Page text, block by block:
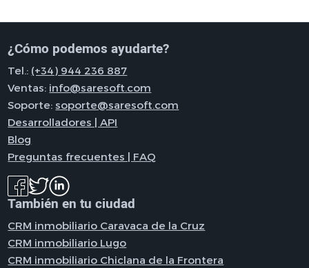
¿Cómo podemos ayudarte?
Tel.: (+34) 944 236 887
Ventas: info@saresoft.com
Soporte:soporte@saresoft.com
Desarrolladores | API
Blog
Preguntas frecuentes | FAQ
También en tu ciudad
CRM inmobiliario Caravaca de la Cruz
CRM inmobiliario Lugo
CRM inmobiliario Chiclana de la Frontera